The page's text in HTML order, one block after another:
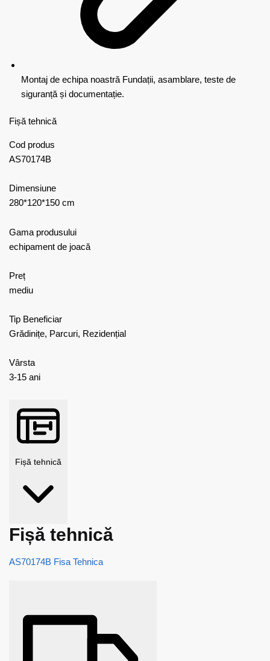
Montaj de echipa noastră Fundații, asamblare, teste de
siguranță și documentație.
Fișă tehnică
Cod produs
AS70174B
Dimensiune
280*120*150 cm
Gama produsului
echipament de joacă
Preț
mediu
Tip Beneficiar
Grădinițe, Parcuri, Rezidențial
Vârsta
3-15 ani
Fișă tehnică
Fișă tehnică
AS70174B Fisa Tehnica